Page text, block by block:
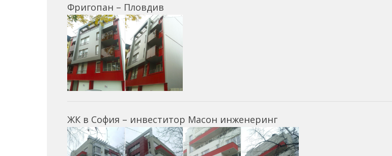
Фригопан – Пловдив
ЖК в София – инвеститор Масон инженеринг